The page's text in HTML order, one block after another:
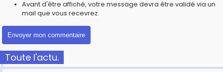
Avant d'être affiché, votre message devra être validé via un
mail que vous recevrez.
Toute l'actu.